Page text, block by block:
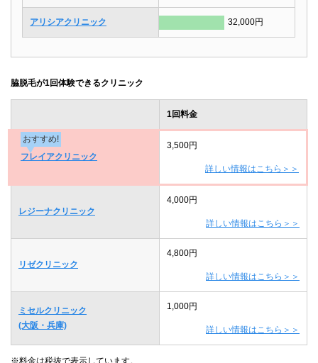
アリシアクリニック 32,000円
脇脱毛が1回体験できるクリニック
1回料金
おすすめ!
フレイアクリニック
3,500円
詳しい情報はこちら＞＞
レジーナクリニック
4,000円
詳しい情報はこちら＞＞
リゼクリニック
4,800円
詳しい情報はこちら＞＞
ミセルクリニック
(大阪・兵庫)
1,000円
詳しい情報はこちら＞＞